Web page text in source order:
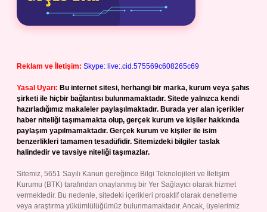
Reklam ve İletişim: Skype: live:.cid.575569c608265c69
Yasal Uyarı: Bu internet sitesi, herhangi bir marka, kurum veya şahıs
şirketi ile hiçbir bağlantısı bulunmamaktadır. Sitede yalnızca kendi
hazırladığımız makaleler paylaşılmaktadır. Burada yer alan içerikler
haber niteliği taşımamakta olup, gerçek kurum ve kişiler hakkında
paylaşım yapılmamaktadır. Gerçek kurum ve kişiler ile isim
benzerlikleri tamamen tesadüfidir. Sitemizdeki bilgiler taslak
halindedir ve tavsiye niteliği taşımazlar.
Sitemiz, 5651 Sayılı Kanun gereğince Bilgi Teknolojileri ve İletişim
Kurumu (BTK) tarafından onaylanmış bir Yer Sağlayıcı olarak hizmet
vermektedir. Bu nedenle, sitedeki içerikleri proaktif olarak denetleme
veya araştırma yükümlülüğümüz bulunmamaktadır. Ancak, üyelerimiz